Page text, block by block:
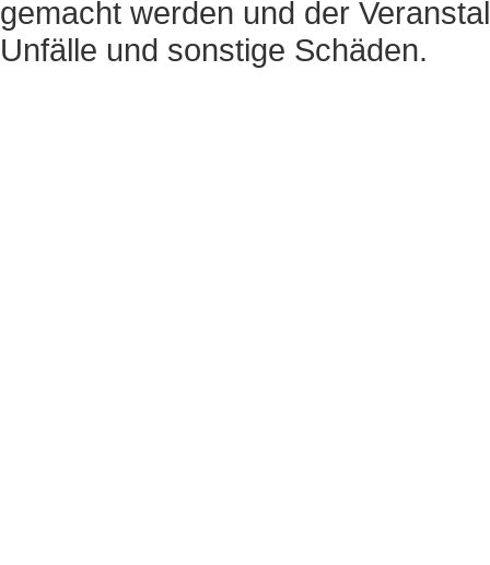
gemacht werden und der
Unfälle und sonstige Schäden.